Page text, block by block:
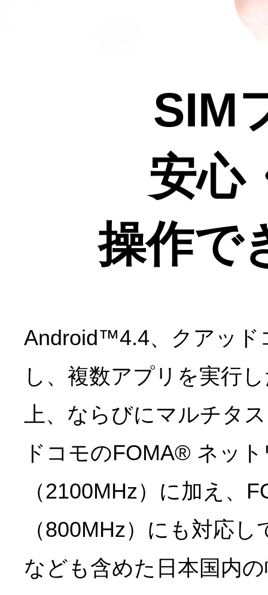
SIM
安心
操作で
Android™4.4、クアッド
し、複数アプリを実行
上、ならびにマルチタ
ドコモのFOMA® ネッ
（2100MHz）に加え、
（800MHz）にも対応
なども含めた日本国内